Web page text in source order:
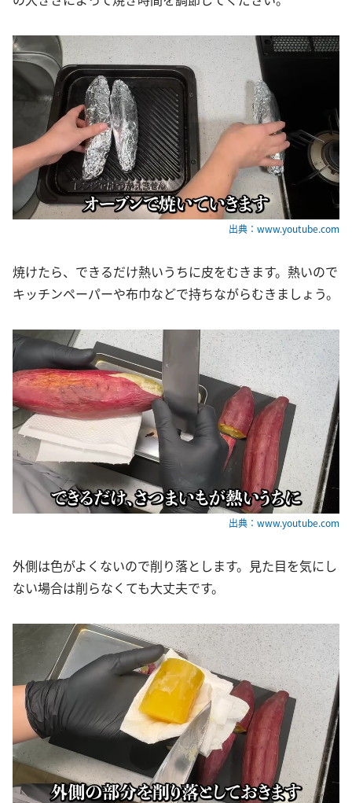
出典：www.youtube.com
焼けたら、できるだけ熱いうちに皮をむきます。熱いので
キッチンペーパーや布巾などで持ちながらむきましょう。
出典：www.youtube.com
外側は色がよくないので削り落とします。見た目を気にし
ない場合は削らなくても大丈夫です。